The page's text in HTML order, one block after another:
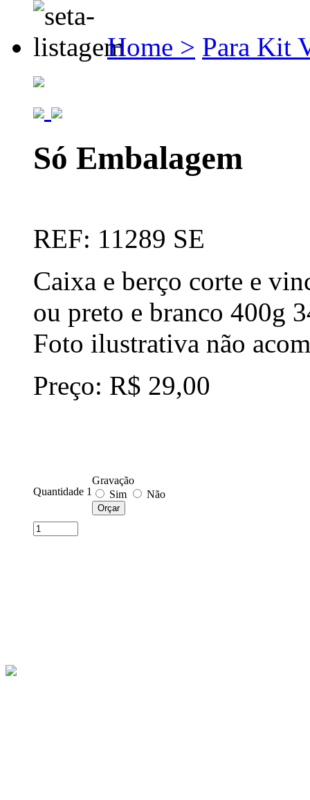
Home > Para Kit
Só Embalagem
REF: 11289 SE
Caixa e berço corte e
ou preto e branco 400g
Foto ilustrativa não
Preço: R$ 29,00
Quantidade 1
Gravação
Sim
Não